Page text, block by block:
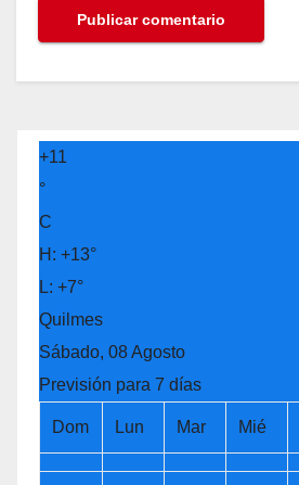
+11
°
C
H: +13°
L: +7°
Quilmes
Sábado, 08 Agosto
Previsión para 7 días
Dom Lun Mar Mié